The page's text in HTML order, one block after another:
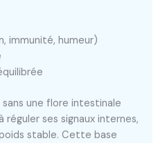
immunité, humeur)
une flore intestinale
réguler ses signaux internes,
stable. Cette base